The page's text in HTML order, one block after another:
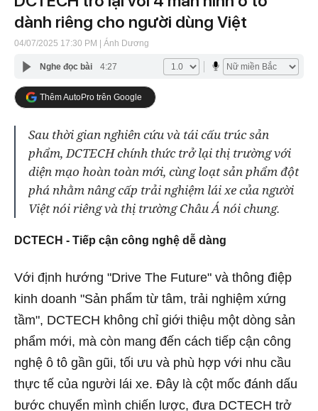
dành riêng cho người dùng Việt
04/07/2025 17:30 PM | Ánh Dương
Nghe đọc bài 4:27
Thêm AutoPro trên Google
Sau thời gian nghiên cứu và tái cấu trúc sản
phẩm, DCTECH chính thức trở lại thị trường với
diện mạo hoàn toàn mới, cùng loạt sản phẩm đột
phá nhằm nâng cấp trải nghiệm lái xe của người
Việt nói riêng và thị trường Châu Á nói chung.
DCTECH - Tiếp cận công nghệ dễ dàng
Với định hướng "Drive The Future" và thông điệp
kinh doanh "Sản phẩm từ tâm, trải nghiệm xứng
tầm", DCTECH không chỉ giới thiệu một dòng sản
phẩm mới, mà còn mang đến cách tiếp cận công
nghệ ô tô gần gũi, tối ưu và phù hợp với nhu cầu
thực tế của người lái xe. Đây là cột mốc đánh dấu
bước chuyển mình chiến lược, đưa DCTECH trở